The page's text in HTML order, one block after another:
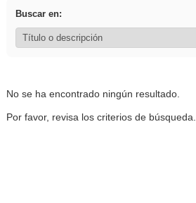
Buscar en:
No se ha encontrado ningún resultado.
Por favor, revisa los criterios de búsqueda.